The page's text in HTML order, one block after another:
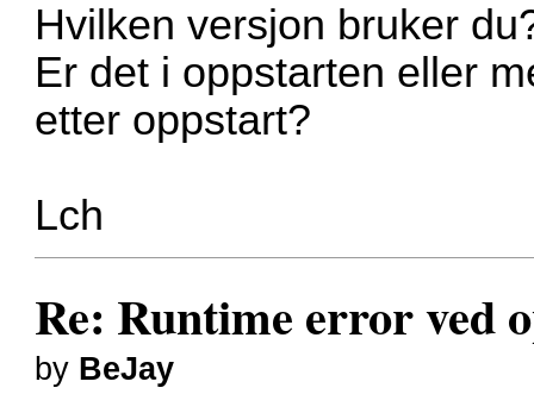
Hvilken versjon bruker
Er det i oppstarten eller
etter oppstart?
Lch
Re: Runtime error ved
by BeJay